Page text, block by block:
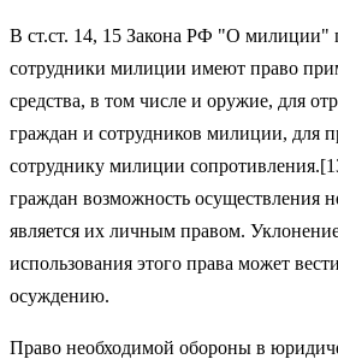
В ст.ст. 14, 15 Закона РФ "О милиции"
сотрудники милиции имеют право
средства, в том числе и оружие, для
граждан и сотрудников милиции, для
сотруднику милиции
граждан возможность осуществления
является их личным правом.
использования этого права может
осуждению.
Право необходимой обороны в